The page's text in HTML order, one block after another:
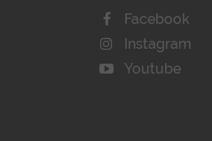
Facebook
Instagram
Youtube